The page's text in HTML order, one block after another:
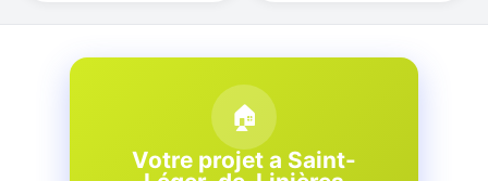
🏠
Votre projet a Saint-